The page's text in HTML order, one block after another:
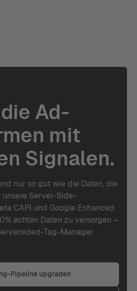
Ad-
mit
Signalen.
nur so gut wie die Daten, die
Server-Side-
CAPI und Google Enhanced
echten Daten zu versorgen –
Tag-Manager
Pipeline upgraden